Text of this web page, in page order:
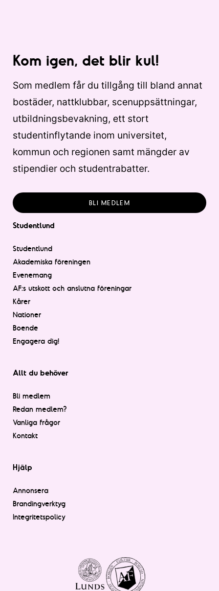
Kom igen, det blir kul!
Som medlem får du tillgång till bland annat
bostäder, nattklubbar, scenuppsättningar,
utbildningsbevakning, ett stort
studentinflytande inom universitet,
kommun och regionen samt mängder av
stipendier och studentrabatter.
BLI MEDLEM
Studentlund
Studentlund
Akademiska föreningen
Evenemang
AF:s utskott och anslutna föreningar
Kårer
Nationer
Boende
Engagera dig!
Allt du behöver
Bli medlem
Redan medlem?
Vanliga frågor
Kontakt
Hjälp
Annonsera
Brandingverktyg
Integritetspolicy